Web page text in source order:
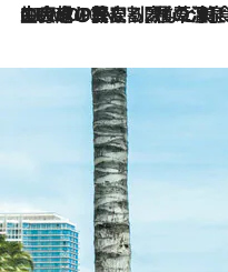
2026.7.10
NEW OPEN！【界 草津】名湯の地に誕生。趣の異なる2種の温泉と上州ならではの会席・蕎麦割烹など美食を味わう究極の癒やし旅